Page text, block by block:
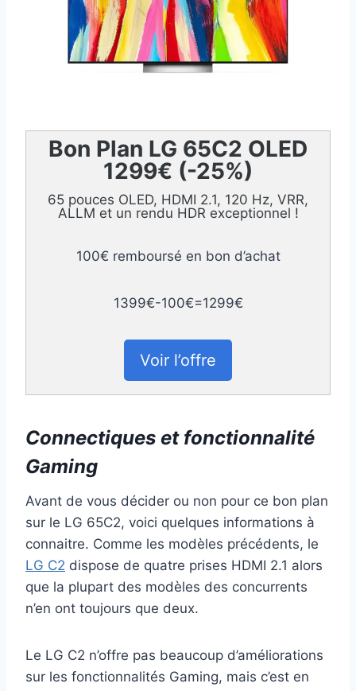
Bon Plan LG 65C2 OLED
1299€ (-25%)
65 pouces OLED, HDMI 2.1, 120 Hz, VRR,
ALLM et un rendu HDR exceptionnel !
100€ remboursé en bon d’achat
1399€-100€=1299€
Voir l’offre
Connectiques et fonctionnalité
Gaming
Avant de vous décider ou non pour ce bon plan
sur le LG 65C2, voici quelques informations à
connaitre. Comme les modèles précédents, le
LG C2 dispose de quatre prises HDMI 2.1 alors
que la plupart des modèles des concurrents
n’en ont toujours que deux.
Le LG C2 n’offre pas beaucoup d’améliorations
sur les fonctionnalités Gaming, mais c’est en